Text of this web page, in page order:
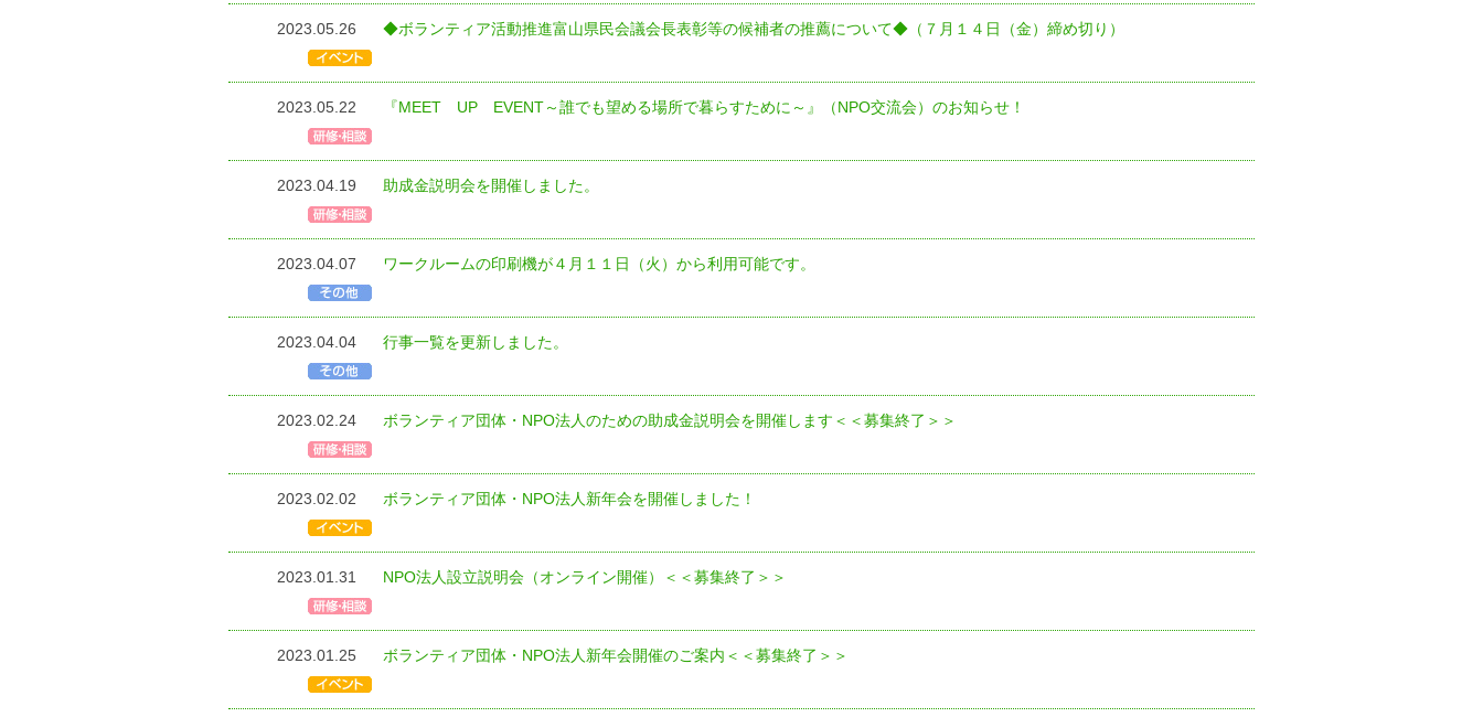
2023.05.26 ◆ボランティア活動推進富山県民会議会長表彰等の候補者の推薦について◆（７月１４日（金）締め切り）
2023.05.22 『MEET UP EVENT～誰でも望める場所で暮らすために～』（NPO交流会）のお知らせ！
2023.04.19 助成金説明会を開催しました。
2023.04.07 ワークルームの印刷機が４月１１日（火）から利用可能です。
2023.04.04 行事一覧を更新しました。
2023.02.24 ボランティア団体・NPO法人のための助成金説明会を開催します＜＜募集終了＞＞
2023.02.02 ボランティア団体・NPO法人新年会を開催しました！
2023.01.31 NPO法人設立説明会（オンライン開催）＜＜募集終了＞＞
2023.01.25 ボランティア団体・NPO法人新年会開催のご案内＜＜募集終了＞＞